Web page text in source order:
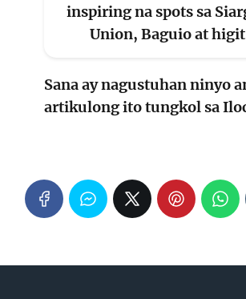
inspiring na spots sa
Union, Baguio at higit
Sana ay nagustuhan ninyo
artikulong ito tungkol sa